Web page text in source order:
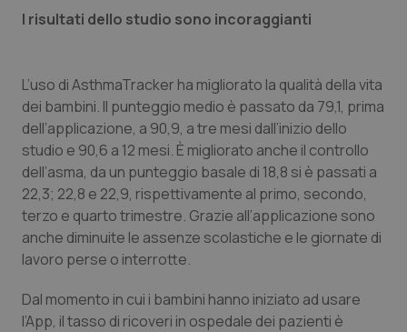
Provincia Autonoma di Bolzano
Provincia Autonoma di Trento
Puglia
Sardegna
Sicilia
Toscana
Umbria
Infezioni & Febbre
Ipertensione & Scompenso
Malattie rare
Malattia di Crohn & Rettocolite Ulcerosa
Neuroscienze & patologie neurodegenerative
Obesità
Oftalmologia
I risultati dello studio sono incoraggianti
L’uso di AsthmaTracker ha migliorato la qualità della vita
dei bambini. Il punteggio medio è passato da 79,1, prima
dell’applicazione, a 90,9, a tre mesi dall’inizio dello
studio e 90,6 a 12 mesi. È migliorato anche il controllo
dell’asma, da un punteggio basale di 18,8 si è passati a
22,3; 22,8 e 22,9, rispettivamente al primo, secondo,
terzo e quarto trimestre. Grazie all’applicazione sono
anche diminuite le assenze scolastiche e le giornate di
lavoro perse o interrotte.
Dal momento in cui i bambini hanno iniziato ad usare
l’App, il tasso di ricoveri in ospedale dei pazienti è